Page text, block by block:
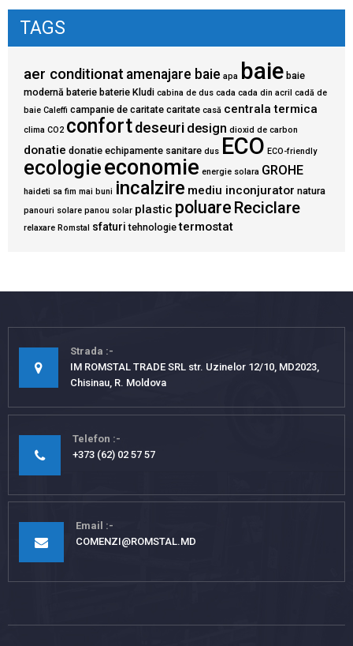
TAGS
aer conditionat amenajare baie apa baie baie
modernă baterie baterie Kludi cabina de dus cada cada din acril cadă de
baie Caleffi campanie de caritate caritate casă centrala termica
clima CO2 confortdeseuri design dioxid de carbon
donatie donatie echipamente sanitare dus ECO ECO-friendly
ecologieeconomie energie solara GROHE
haideti sa fim mai buni incalzire mediu inconjurator natura
panouri solare panou solar plastic poluare Reciclare
relaxare Romstal sfaturi tehnologie termostat
Strada
IM ROMSTAL TRADE SRL str. Uzinelor 12/10, MD2023,
Chisinau, R. Moldova
Telefon
+373 (62) 02 57 57
Email
COMENZI@ROMSTAL.MD